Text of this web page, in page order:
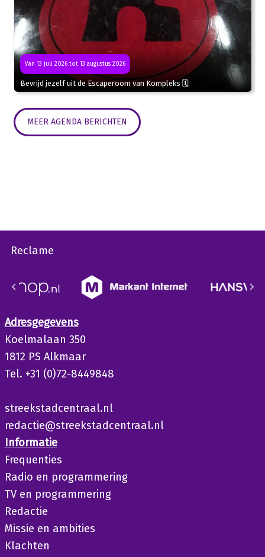
Van 13 juli 2026 tot 13 augustus 2026
Bevrijd jezelf uit de Escaperoom van Kompleks 🗓
MEER AGENDA BERICHTEN
Reclame
Adresgegevens
Koelmalaan 350
1812 PS Alkmaar
Tel. +31 (0)72-8449848
streekstadcentraal.nl
redactie@streekstadcentraal.nl
Informatie
Frequenties
Radio en programmering
TV en programmering
Redactie
Missie en ambities
Klachten